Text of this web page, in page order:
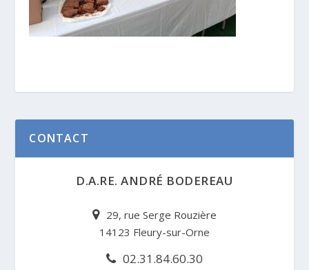
CONTACT
D.A.RE. ANDRÉ BODEREAU
29, rue Serge Rouzière
14123 Fleury-sur-Orne
02.31.84.60.30